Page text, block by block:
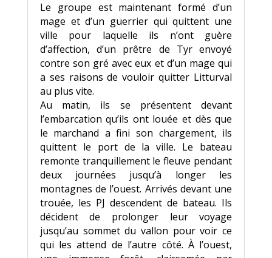
Le groupe est maintenant formé d’un
mage et d’un guerrier qui quittent une
ville pour laquelle ils n’ont guère
d’affection, d’un prêtre de Tyr envoyé
contre son gré avec eux et d’un mage qui
a ses raisons de vouloir quitter Litturval
au plus vite.
Au matin, ils se présentent devant
l’embarcation qu’ils ont louée et dès que
le marchand a fini son chargement, ils
quittent le port de la ville. Le bateau
remonte tranquillement le fleuve pendant
deux journées jusqu’à longer les
montagnes de l’ouest. Arrivés devant une
trouée, les PJ descendent de bateau. Ils
décident de prolonger leur voyage
jusqu’au sommet du vallon pour voir ce
qui les attend de l’autre côté. À l’ouest,